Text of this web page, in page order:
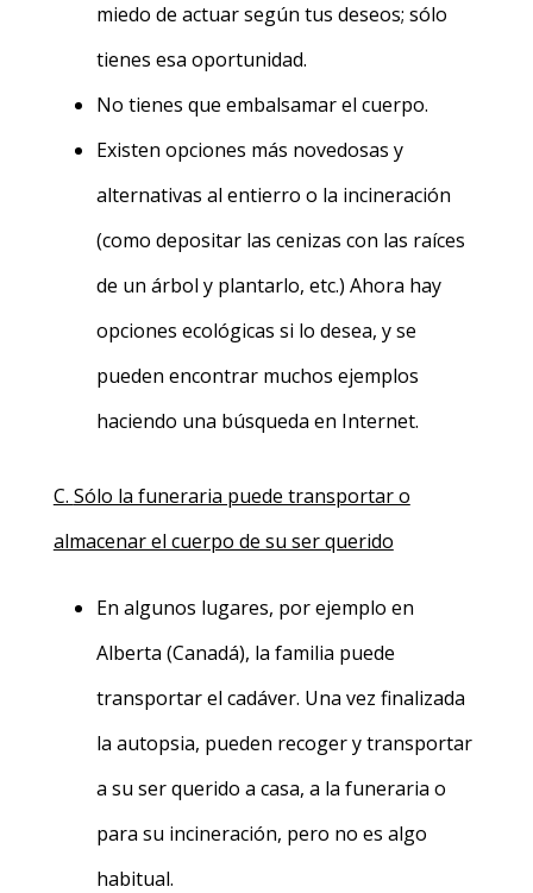
miedo de actuar según tus deseos; sólo
tienes esa oportunidad.
No tienes que embalsamar el cuerpo.
Existen opciones más novedosas y
alternativas al entierro o la incineración
(como depositar las cenizas con las raíces
de un árbol y plantarlo, etc.) Ahora hay
opciones ecológicas si lo desea, y se
pueden encontrar muchos ejemplos
haciendo una búsqueda en Internet.
C. Sólo la funeraria puede transportar o
almacenar el cuerpo de su ser querido
En algunos lugares, por ejemplo en
Alberta (Canadá), la familia puede
transportar el cadáver. Una vez finalizada
la autopsia, pueden recoger y transportar
a su ser querido a casa, a la funeraria o
para su incineración, pero no es algo
habitual.